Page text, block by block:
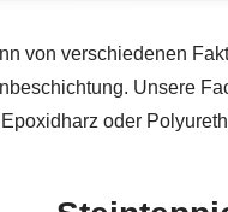
von verschiedenen
Unsere
oder